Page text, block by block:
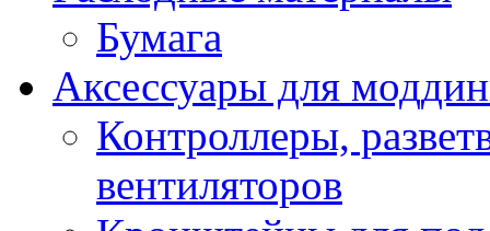
Бумага
Аксессуары для
Контроллеры,
вентиляторов